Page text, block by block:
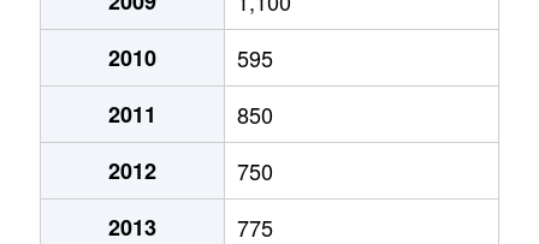
2010
595
2011
850
2012
750
2013
775